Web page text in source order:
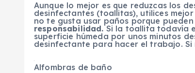
Aunque lo mejor es que reduzcas los
desinfectantes (toallitas), utilices
no te gusta usar paños porque
responsabilidad.Si la toallita todavía
superficie húmeda por unos minutos
desinfectante para hacer el trabajo. Si
Alfombras de baño